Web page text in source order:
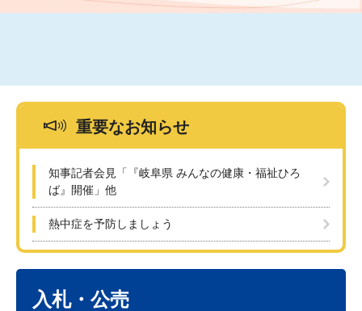
重要なお知らせ
知事記者会見「『岐阜県 みんなの健康・福祉ひろ
ば』開催」他
熱中症を予防しましょう
入札・公売